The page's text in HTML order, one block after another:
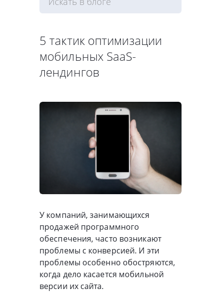
5 тактик оптимизации
мобильных SaaS-
лендингов
У компаний, занимающихся
продажей программного
обеспечения, часто возникают
проблемы с конверсией. И эти
проблемы особенно обостряются,
когда дело касается мобильной
версии их сайта.